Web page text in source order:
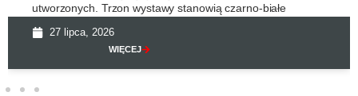
utworzonych. Trzon wystawy stanowią czarno-białe
27 lipca, 2026
WIĘCEJ